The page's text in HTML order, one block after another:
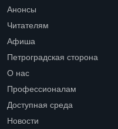
Анонсы
Читателям
Афиша
Петроградская сторона
О нас
Профессионалам
Доступная среда
Новости